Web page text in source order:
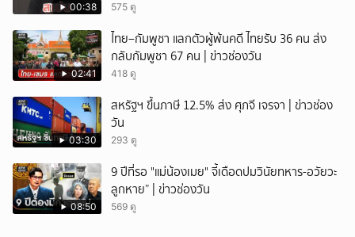
00:38 575 ดู
02:41
ไทย–กัมพูชา แลกตัวผู้พ้นคดี ไทยรับ 36 คน ส่ง
กลับกัมพูชา 67 คน | ข่าวช่องวัน
418 ดู
03:30
สหรัฐฯ ขึ้นภาษี 12.5% ส่ง ศุภจี เจรจา | ข่าวช่อง
วัน
293 ดู
08:50
9 ปีที่รอ "แม่น้องเมย" จี้เดือดปมวินัยทหาร-อวัยวะ
ลูกหาย” | ข่าวช่องวัน
569 ดู